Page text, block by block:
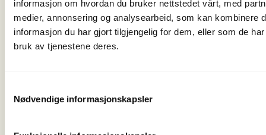
informasjon om hvordan du bruker nettstedet vårt, med
medier, annonsering og analysearbeid, som kan kombinere
informasjon du har gjort tilgjengelig for dem, eller som de
bruk av tjenestene deres.
Nødvendige informasjonskapsler
Turleder
1
Ingeborg Høe
Turleder
Tips til mer info om turen: Boka På tur i Valdres Vest
Helgesen